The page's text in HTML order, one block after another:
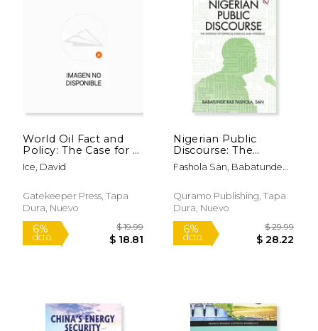
50%
dcto.
World Oil Fact and
Policy: The Case for a
Sound American
Petroleum Policy (en
Ice, David
Gatekeeper Press, Tapa
Dura, Nuevo
Nigerian Public
Discourse: The
Interplay of Empirical
Evidence and
Inglés)
Fashola San, Babatunde
Quramo Publishing, Tapa
Dura, Nuevo